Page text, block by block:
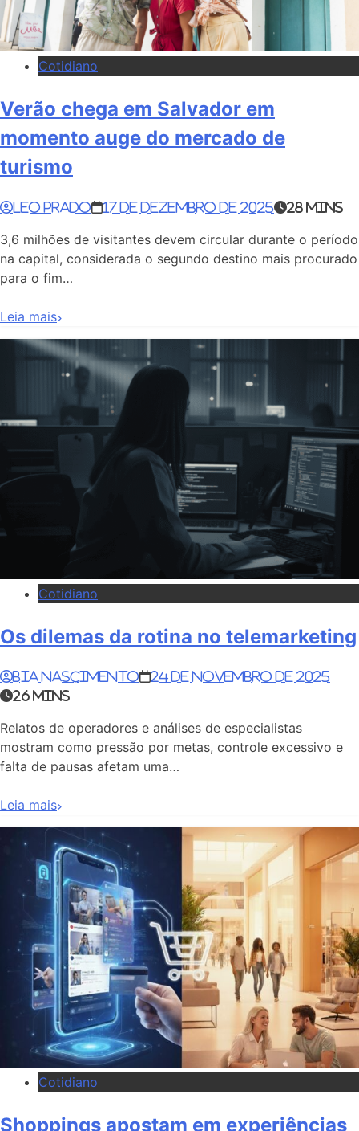
Cotidiano
Verão chega em Salvador em
momento auge do mercado de
turismo
Leo Prado 17 de dezembro de 2025 28 mins
3,6 milhões de visitantes devem circular durante o período
na capital, considerada o segundo destino mais procurado
para o fim…
Leia mais
Cotidiano
Os dilemas da rotina no telemarketing
Bia Nascimento
24 de novembro de 2025
26 mins
Relatos de operadores e análises de especialistas
mostram como pressão por metas, controle excessivo e
falta de pausas afetam uma…
Leia mais
Cotidiano
Shoppings apostam em experiências